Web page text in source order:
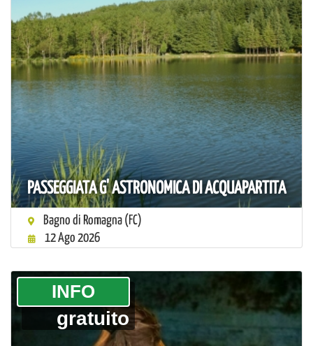
PASSEGGIATA G' ASTRONOMICA DI ACQUAPARTITA
Bagno di Romagna (FC)
12 Ago 2026
­INFO
gratuito